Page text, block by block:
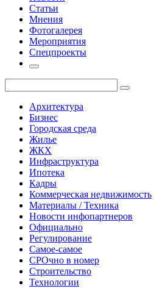
Статьи
Мнения
Фотогалерея
Мероприятия
Спецпроекты
Архитектура
Бизнес
Городская среда
Жилье
ЖКХ
Инфраструктура
Ипотека
Кадры
Коммерческая недвижимость
Материалы / Техника
Новости инфопартнеров
Официально
Регулирование
Самое-самое
СРОчно в номер
Строительство
Технологии